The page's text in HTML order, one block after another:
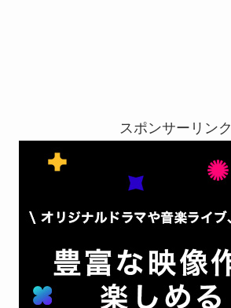
スポンサーリンク